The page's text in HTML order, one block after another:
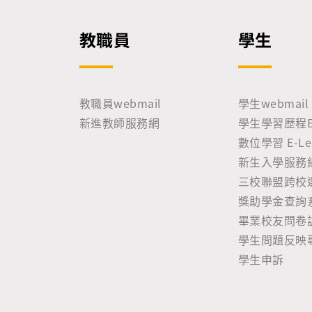
教職員
教職員webmail
新進教師服務網
學生
學生webmail
學生學習歷
數位學習 E-
新生入學服務
三校聯盟跨校
獎助學金查詢
畢業校友問卷
學生問題反映
學生申訴